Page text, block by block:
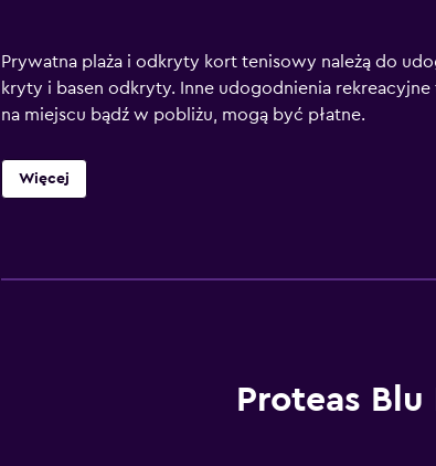
Prywatna plaża i odkryty kort tenisowy należą do
kryty i basen odkryty. Inne udogodnienia
na miejscu bądź w pobliżu, mogą być płatne.
Więcej
Proteas